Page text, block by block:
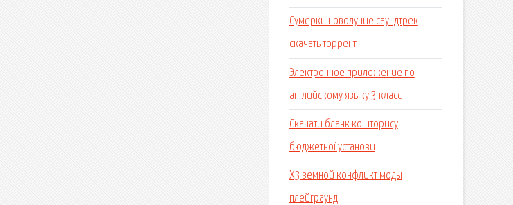
Сумерки новолуние саундтрек
скачать торрент
Электронное приложение по
английскому языку 3 класс
Скачати бланк кошторису
бюджетної установи
X3 земной конфликт моды
плейграунд